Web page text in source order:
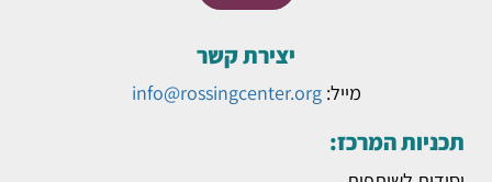
יצירת קשר
מייל:info@rossingcenter.org
תכניות המרכז: